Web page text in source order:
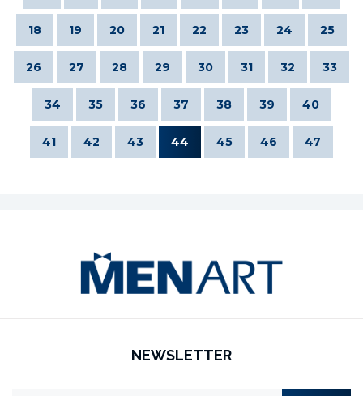
18 19 20 21 22 23 24 25
26 27 28 29 30 31 32 33
34 35 36 37 38 39 40
41 42 43 44 45 46 47
NEWSLETTER